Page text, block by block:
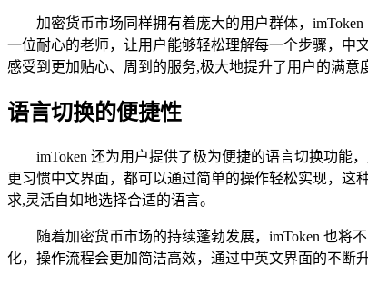
加密货币市场同样拥有着庞大的用户群体，
一位耐心的老师，让用户能够轻松理解每一个步骤，中
感受到更加贴心、周到的服务,极大地提升了用户的满意
语言切换的便捷性
imToken 还为用户提供了极为便捷的语言切换功能
更习惯中文界面，都可以通过简单的操作轻松实现，
求,灵活自如地选择合适的语言。
随着加密货币市场的持续蓬勃发展，imToken 也将
化，操作流程会更加简洁高效，通过中英文界面的不断